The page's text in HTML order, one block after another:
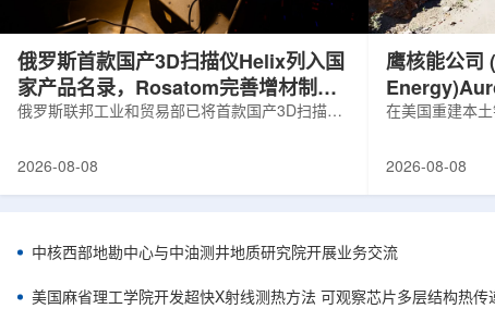
俄罗斯首款国产3D扫描仪Helix列入国
家产品名录，Rosatom完善增材制造
技术链
俄罗斯联邦工业和贸易部已将首款国产3D扫描仪
完成。至此，Helix成为俄罗斯首款、也是目前唯
RangeVision Helix由俄罗斯国家原子能公司增材
制造合作伙伴RangeVision研发制造。自2025年
以来，该公司成为唯一纳入俄罗斯国家原子能公
司增材制造生态系统的俄罗斯3D扫描...
2026-08-08
鹰核能公司
研钻探
在美国重建本
1300标准含
孔、总进尺约
州审批通过后
研。技术端近期
Services，并扩
2026-08-08
中核西部地勘中心与中油测井地质研究院开展业务交流
美国麻省理工学院开发超快X射线测热方法 可观察芯片多层结构热传